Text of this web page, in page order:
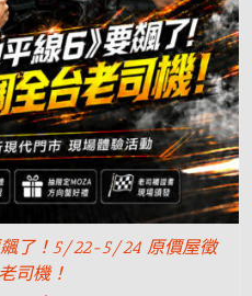
飆了！5/22-5/24 原價屋徵
司機！